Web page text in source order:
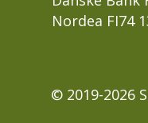
Nordea FI74
© 2019-2026